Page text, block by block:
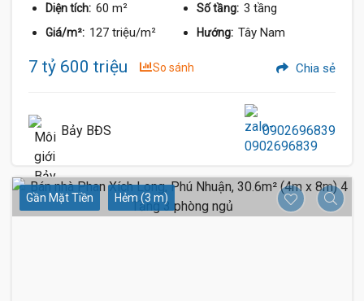
Diện tích: 60 m² Số tầng: 3 tầng
Giá/m²: 127 triệu/m² Hướng: Tây Nam
7 tỷ 600 triệu So sánh Chia sẻ
Bảy BĐS 0902696839
Gần Mặt Tiền Hẻm (3 m)